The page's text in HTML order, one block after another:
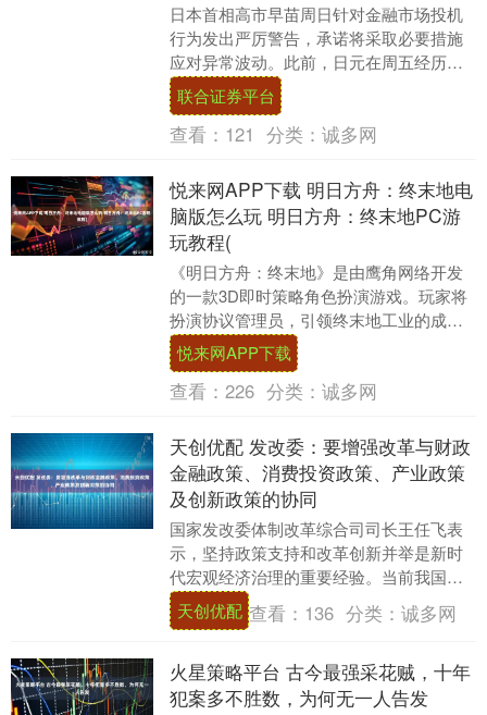
日本首相高市早苗周日针对金融市场投机
行为发出严厉警告，承诺将采取必要措施
应对异常波动。此前，日元在周五经历剧
烈震荡并创下五个月来最大涨幅，市场普
遍猜测纽约联储的....
联合证券平台
查看： 121 分类： 诚多网
悦来网APP下载 明日方舟：终末地电
脑版怎么玩 明日方舟：终末地PC游
玩教程(
《明日方舟：终末地》是由鹰角网络开发
的一款3D即时策略角色扮演游戏。玩家将
扮演协议管理员，引领终末地工业的成
员，在塔卫二这颗星球上开拓未知疆域、
建造基地，并面对....
悦来网APP下载
查看： 226 分类： 诚多网
天创优配 发改委：要增强改革与财政
金融政策、消费投资政策、产业政策
及创新政策的协同
国家发改委体制改革综合司司长王任飞表
示，坚持政策支持和改革创新并举是新时
代宏观经济治理的重要经验。当前我国经
济发展中的周期性、结构性、体制性问题
相互交织，解决这....
天创优配 查看： 136 分类：诚多网
火星策略平台 古今最强采花贼，十年
犯案多不胜数，为何无一人告发